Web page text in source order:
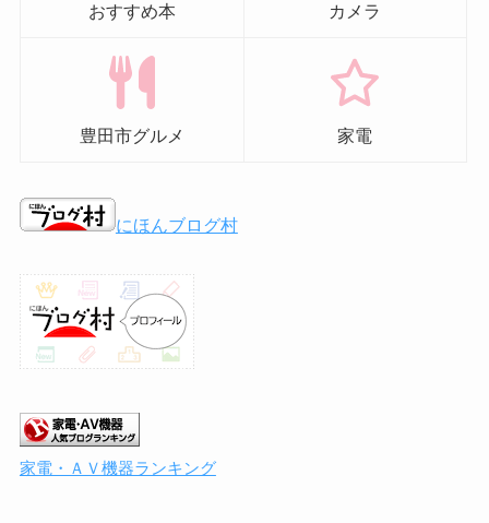
おすすめ本 カメラ
豊田市グルメ 家電
にほんブログ村
家電・ＡＶ機器ランキング